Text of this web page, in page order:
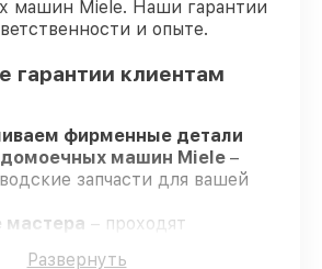
машин Miele. Наши гарантии
и опыте.
гарантии клиентам
фирменные детали
машин Miele –
запчасти для вашей
– проходят
Развернуть